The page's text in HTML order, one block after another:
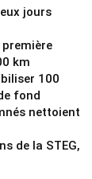
jours
km
100
fond
nettoient
de la STEG,